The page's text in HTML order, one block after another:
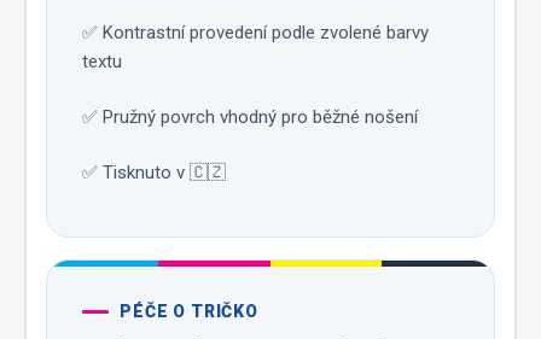
✅ Kontrastní provedení podle zvolené barvy
textu
✅ Pružný povrch vhodný pro běžné nošení
✅ Tisknuto v 🇨🇿
PÉČE O TRIČKO